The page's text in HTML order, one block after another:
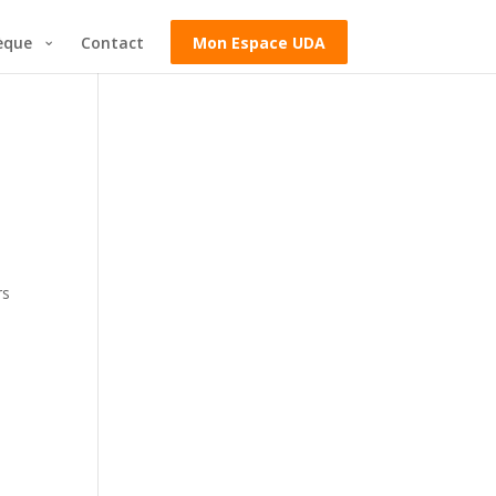
Contact Mon Espace UDA